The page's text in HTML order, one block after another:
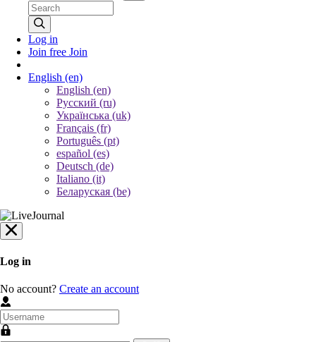
Log in
Join free Join
English (en)
English (en)
Русский (ru)
Українська (uk)
Français (fr)
Português (pt)
español (es)
Deutsch (de)
Italiano (it)
Беларуская (be)
Log in
No account? Create an account